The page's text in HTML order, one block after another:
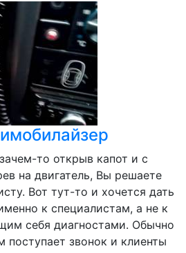
то открыв капот и с
на двигатель, Вы решаете
Вот тут-то и хочется дать
к специалистам, а не к
себя диагностами. Обычно
поступает звонок и клиенты